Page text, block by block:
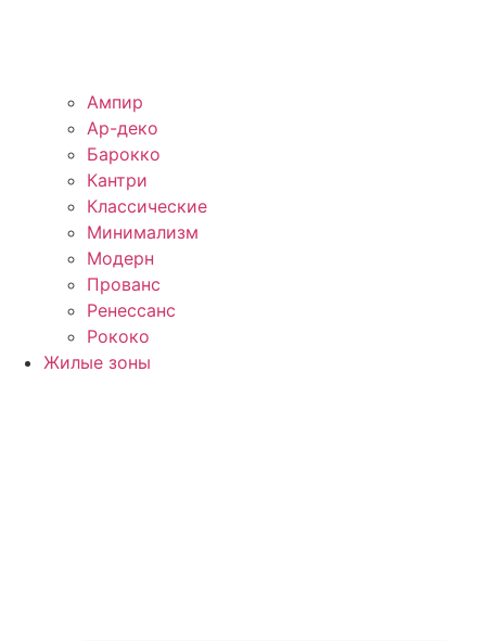
Ампир
Ар-деко
Барокко
Кантри
Классические
Минимализм
Модерн
Прованс
Ренессанс
Рококо
Жилые зоны